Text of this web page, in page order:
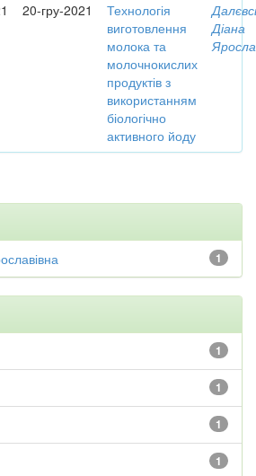
20-гру-2021
Технологія
виготовлення
молока та
молочнокислих
продуктів з
використанням
біологічно
активного йоду
Діана
1
1
1
1
1